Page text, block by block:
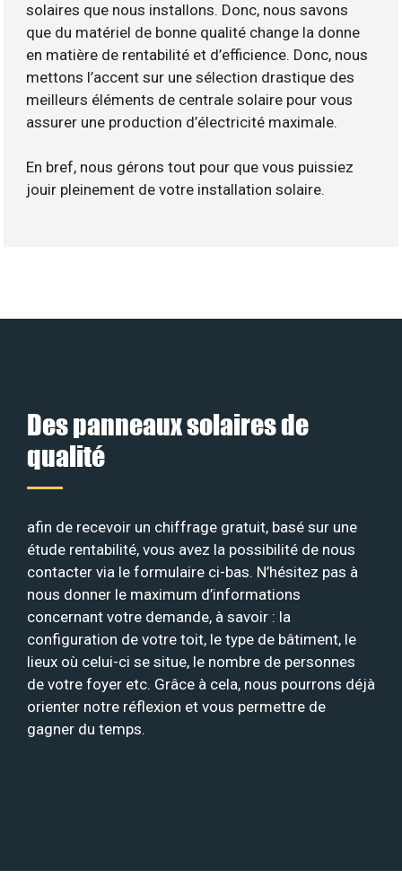
solaires que nous installons. Donc, nous savons
que du matériel de bonne qualité change la donne
en matière de rentabilité et d’efficience. Donc, nous
mettons l’accent sur une sélection drastique des
meilleurs éléments de centrale solaire pour vous
assurer une production d’électricité maximale.
En bref, nous gérons tout pour que vous puissiez
jouir pleinement de votre installation solaire.
Des panneaux solaires de
qualité
afin de recevoir un chiffrage gratuit, basé sur une
étude rentabilité, vous avez la possibilité de nous
contacter via le formulaire ci-bas. N’hésitez pas à
nous donner le maximum d’informations
concernant votre demande, à savoir : la
configuration de votre toit, le type de bâtiment, le
lieux où celui-ci se situe, le nombre de personnes
de votre foyer etc. Grâce à cela, nous pourrons déjà
orienter notre réflexion et vous permettre de
gagner du temps.